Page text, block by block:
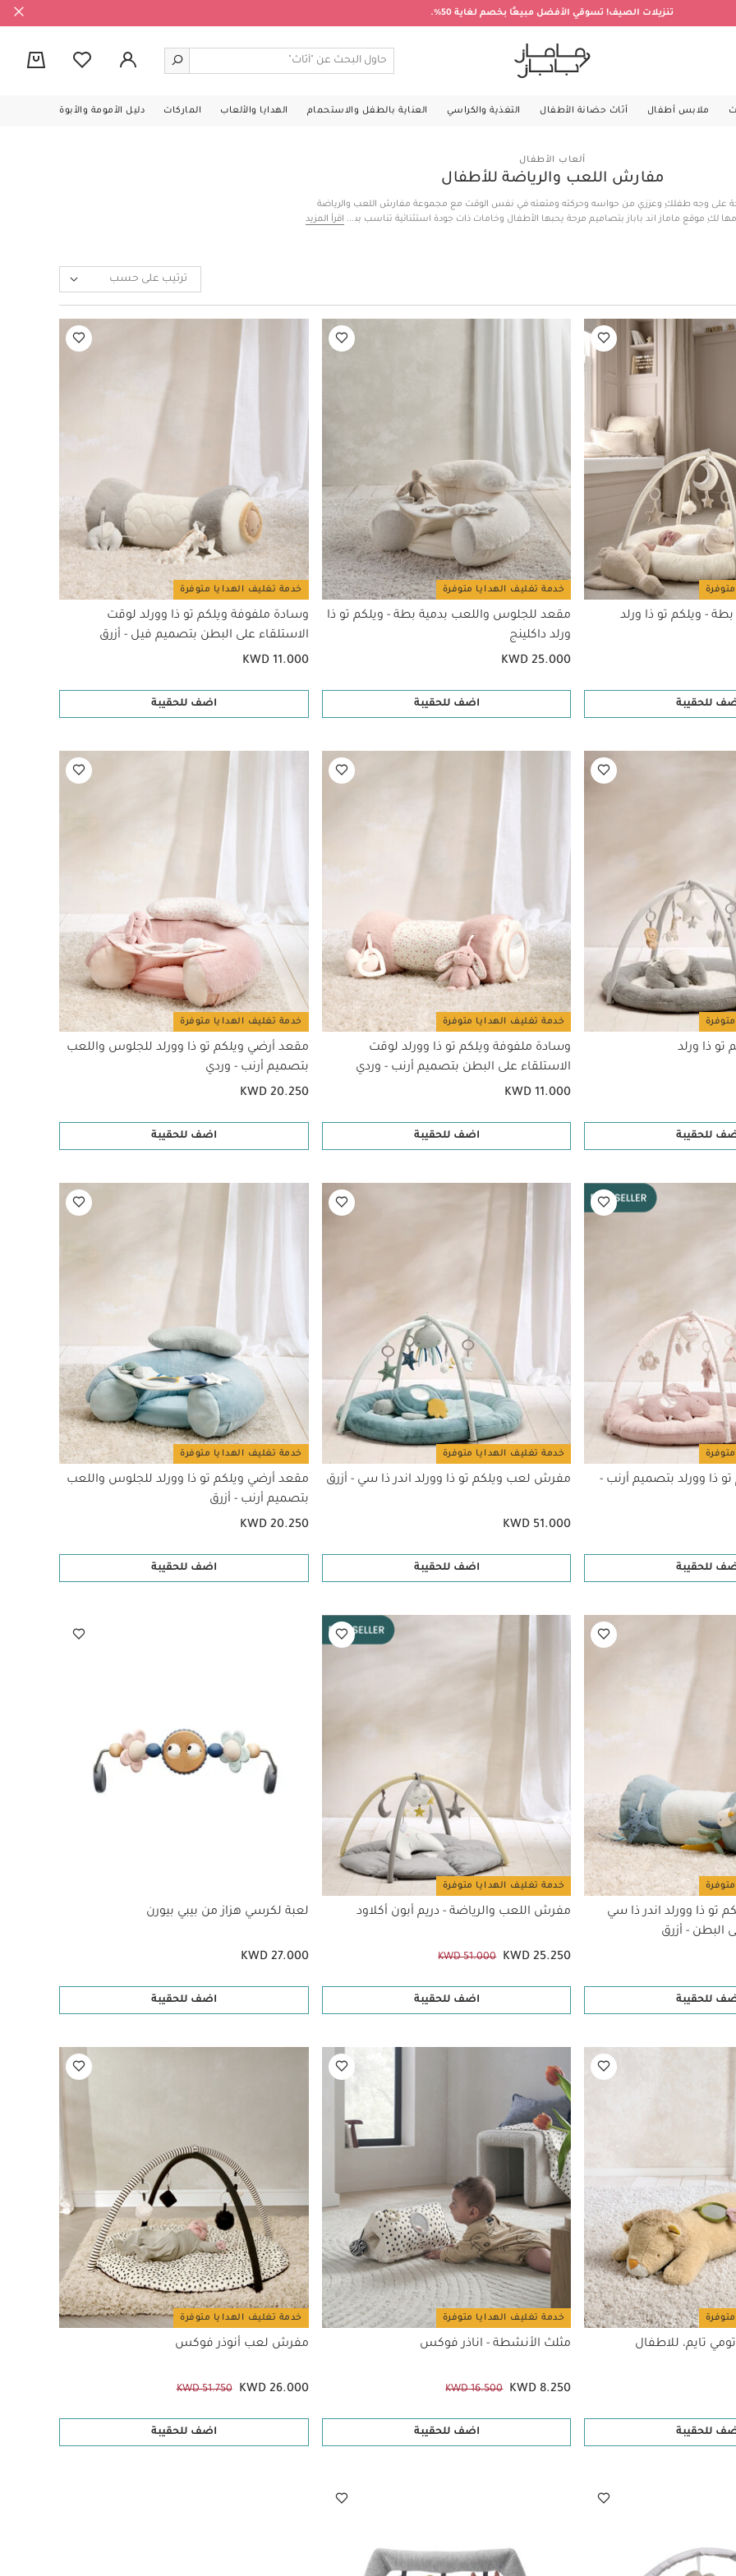
تنزيلات الصيف! تسوقي الأفضل مبيعًا بخصم لغاية 50%.
ملابس أطفال أثاث حضانة الأطفال التغذية والكراسي العناية بالطفل والاستحمام الهدايا والألعاب الماركات دليل الأمومة والأبوة
ألعاب الأطفال
مفارش اللعب والرياضة للأطفال
على وجه طفلكِ وعززي من حواسه وحركته ومتعته في نفس الوقت مع مجموعة مفارش اللعب والرياضة
لكِ موقع ماماز اند باباز بتصاميم مرحة يحبها الأطفال وخامات ذات جودة استثنائية تناسب بشرة الأطفال
اقرأ المزيد
ترتيب على حسب
- ويلكم تو ذا ورلد
للحقيبة
خدمة تغليف الهدايا متوفرة
مقعد للجلوس واللعب بدمية بطة - ويلكم تو ذا
ورلد داكلينج
KWD 25.000
اضف للحقيبة
خدمة تغليف الهدايا متوفرة
وسادة ملفوفة ويلكم تو ذا وورلد لوقت
الاستلقاء على البطن بتصميم فيل - أزرق
KWD 11.000
اضف للحقيبة
ذا ورلد
للحقيبة
خدمة تغليف الهدايا متوفرة
وسادة ملفوفة ويلكم تو ذا وورلد لوقت
الاستلقاء على البطن بتصميم أرنب - وردي
KWD 11.000
اضف للحقيبة
خدمة تغليف الهدايا متوفرة
مقعد أرضي ويلكم تو ذا وورلد للجلوس واللعب
بتصميم أرنب - وردي
KWD 20.250
اضف للحقيبة
ذا وورلد بتصميم أرنب -
للحقيبة
خدمة تغليف الهدايا متوفرة
مفرش لعب ويلكم تو ذا وورلد اندر ذا سي - أزرق
KWD 51.000
اضف للحقيبة
خدمة تغليف الهدايا متوفرة
مقعد أرضي ويلكم تو ذا وورلد للجلوس واللعب
بتصميم أرنب - أزرق
KWD 20.250
اضف للحقيبة
تو ذا وورلد اندر ذا سي
البطن - أزرق
للحقيبة
خدمة تغليف الهدايا متوفرة
مفرش اللعب والرياضة - دريم أبون أكلاود
KWD 25.250
KWD 51.000
اضف للحقيبة
لعبة لكرسي هزاز من بيبي بيورن
KWD 27.000
اضف للحقيبة
تايم، للاطفال
للحقيبة
خدمة تغليف الهدايا متوفرة
مثلث الأنشطة - اناذر فوكس
KWD 8.250
KWD 16.500
اضف للحقيبة
خدمة تغليف الهدايا متوفرة
مفرش لعب أنوذر فوكس
KWD 26.000
KWD 51.750
اضف للحقيبة